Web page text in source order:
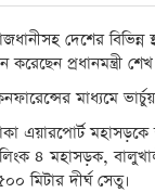
দেশের
প্রধানমন্ত্রী শেখ
মাধ্যমে
এয়ারপোর্ট
৪ মহাসড়ক,
মিটার দীর্ঘ সেতু।